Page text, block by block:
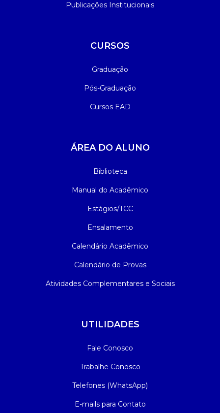
Publicações Institucionais
CURSOS
Graduação
Pós-Graduação
Cursos EAD
ÁREA DO ALUNO
Biblioteca
Manual do Acadêmico
Estágios/TCC
Ensalamento
Calendário Acadêmico
Calendário de Provas
Atividades Complementares e Sociais
UTILIDADES
Fale Conosco
Trabalhe Conosco
Telefones (WhatsApp)
E-mails para Contato